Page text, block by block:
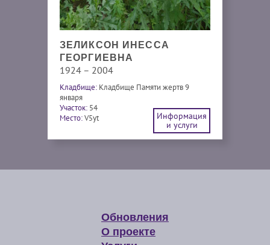
ЗЕЛИКСОН ИНЕССА
ГЕОРГИЕВНА
1924 – 2004
Кладбище: Кладбище Памяти жертв 9
января
Участок: 54
Место:V5yt
Информация
и услуги
Обновления
О проекте